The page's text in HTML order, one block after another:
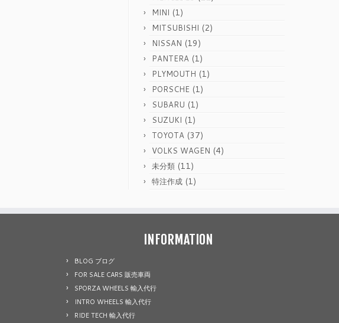
MINI (1)
MITSUBISHI (2)
NISSAN (19)
PANTERA (1)
PLYMOUTH (1)
PORSCHE (1)
SUBARU (1)
SUZUKI (1)
TOYOTA (37)
VOLKS WAGEN (4)
未分類 (11)
特注作成 (1)
INFORMATION
BLOG ブログ
FOR SALE CARS 販売車両
SPORZA WHEELS 輸入代行
INTRO WHEELS 輸入代行
RIDE TECH 輸入代行